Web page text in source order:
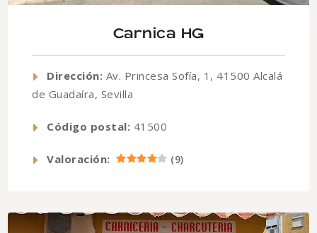
Carnica HG
Dirección: Av. Princesa Sofía, 1, 41500 Alcalá
de Guadaíra, Sevilla
Código postal: 41500
Valoración: (9)